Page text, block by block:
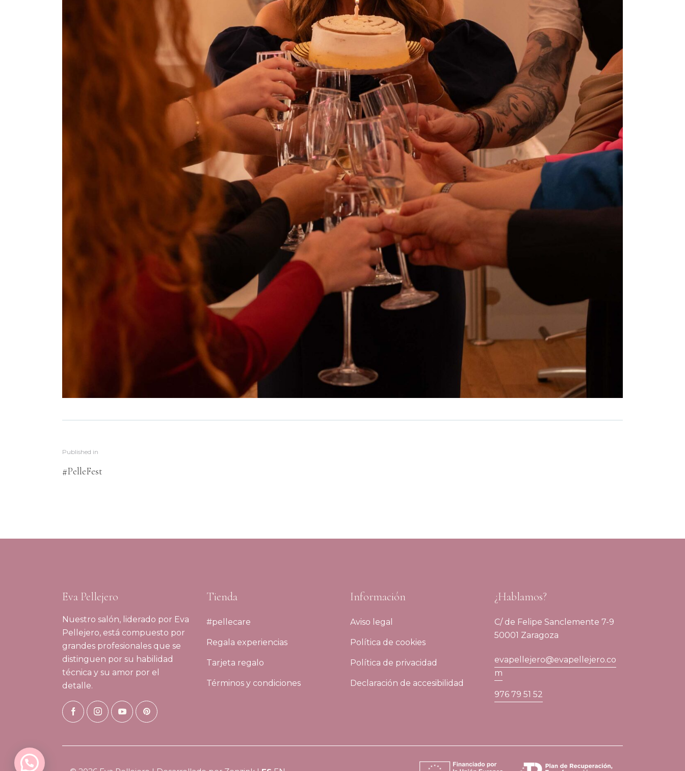
Published in
#PelleFest
Eva Pellejero
Nuestro salón, liderado por Eva
Pellejero, está compuesto por
grandes profesionales que se
distinguen por su habilidad
técnica y su amor por el
detalle.
Tienda
#pellecare
Regala experiencias
Tarjeta regalo
Términos y condiciones
Información
Aviso legal
Política de cookies
Política de privacidad
Declaración de accesibilidad
¿Hablamos?
C/ de Felipe Sanclemente 7-9
50001 Zaragoza
evapellejero@evapellejero.co
m
976 79 51 52